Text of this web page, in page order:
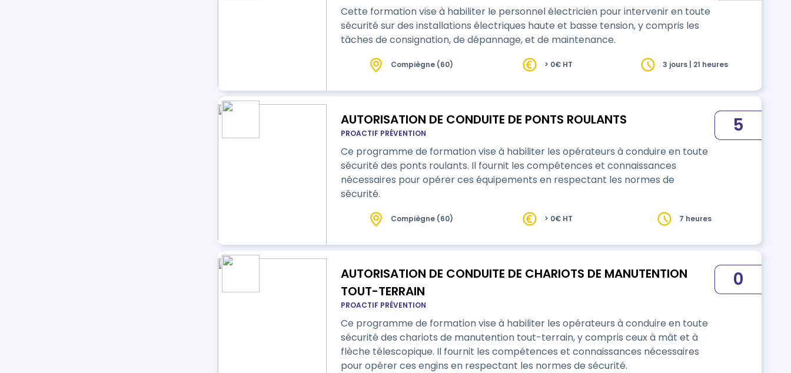
Cette formation vise à habiliter le personnel électricien pour intervenir en toute
sécurité sur des installations électriques haute et basse tension, y compris les
tâches de consignation, de dépannage, et de maintenance.
Compiègne (60) > 0€ HT 3 jours | 21 heures
AUTORISATION DE CONDUITE DE PONTS ROULANTS
PROACTIF PRÉVENTION
Ce programme de formation vise à habiliter les opérateurs à conduire en toute
sécurité des ponts roulants. Il fournit les compétences et connaissances
nécessaires pour opérer ces équipements en respectant les normes de
sécurité.
5
Compiègne (60) > 0€ HT 7 heures
AUTORISATION DE CONDUITE DE CHARIOTS DE MANUTENTION
TOUT-TERRAIN
PROACTIF PRÉVENTION
Ce programme de formation vise à habiliter les opérateurs à conduire en toute
sécurité des chariots de manutention tout-terrain, y compris ceux à mât et à
flèche télescopique. Il fournit les compétences et connaissances nécessaires
pour opérer ces engins en respectant les normes de sécurité.
0